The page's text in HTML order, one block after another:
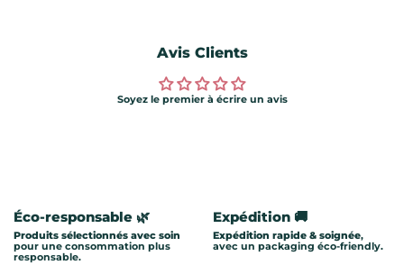
Avis Clients
Soyez le premier à écrire un avis
Éco-responsable 🌿
Produits sélectionnés avec soin
pour une consommation plus
responsable.
Expédition 🚚
Expédition rapide & soignée,
avec un packaging éco-friendly.